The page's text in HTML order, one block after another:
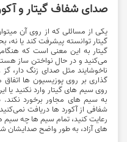
صدای شفاف گیتار و
یکی از مسائلی که از روی آن
گیتار توانسته پیشرفت کند یا
گیتار به این معنی است که
می‌کنید و در حال نواختن ساز
ناخوشایند مثل صدای زنگ دار،
گذاری بر روی پوزیسیون ها اتفاق
روی سیم های گیتار وارد نکنید یا
به سیم های مجاور برخورد
شفافی از آکورد ها دریافت
رعایت کنید، تمام سیم ها چه
های آزاد، به طور واضح صدایشان